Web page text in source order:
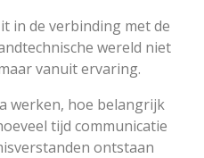
in de verbinding met de
wereld niet
vanuit ervaring.
werken, hoe belangrijk
tijd communicatie
ontstaan